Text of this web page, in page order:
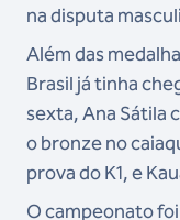
na disputa
Além das
Brasil já tinha
sexta, Ana Sátila
o bronze no
prova do K1, e
O campeonato